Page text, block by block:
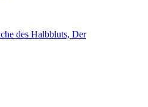
des Halbbluts, Der